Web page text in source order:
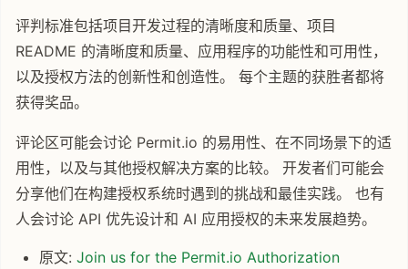
评判标准包括项目开发过程的清晰度和质量、项目
README 的清晰度和质量、应用程序的功能性和可用性，
以及授权方法的创新性和创造性。 每个主题的获胜者都将
获得奖品。
评论区可能会讨论 Permit.io 的易用性、在不同场景下的适
用性，以及与其他授权解决方案的比较。 开发者们可能会
分享他们在构建授权系统时遇到的挑战和最佳实践。 也有
人会讨论 API 优先设计和 AI 应用授权的未来发展趋势。
原文: Join us for the Permit.io Authorization